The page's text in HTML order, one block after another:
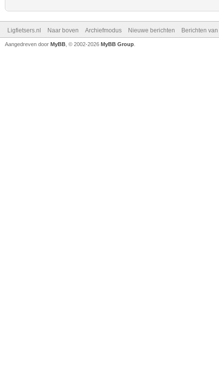
Ligfietsers.nl Naar boven Archiefmodus Nieuwe berichten Berichten
Aangedreven door MyBB , © 2002-2026 MyBB Group